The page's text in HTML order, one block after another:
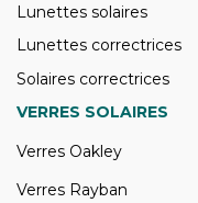
Lunettes solaires
Lunettes correctrices
Solaires correctrices
VERRES SOLAIRES
Verres Oakley
Verres Rayban